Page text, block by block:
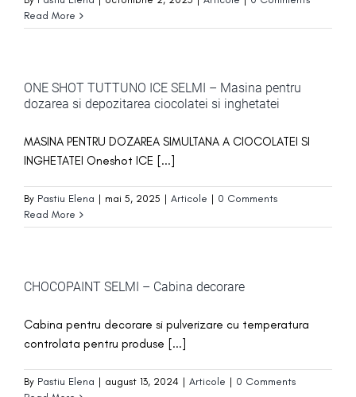
Read More
ONE SHOT TUTTUNO ICE SELMI – Masina pentru
dozarea si depozitarea ciocolatei si inghetatei
MASINA PENTRU DOZAREA SIMULTANA A CIOCOLATEI SI
INGHETATEI Oneshot ICE [...]
By Pastiu Elena | mai 5, 2025 | Articole | 0 Comments
Read More
CHOCOPAINT SELMI – Cabina decorare
Cabina pentru decorare si pulverizare cu temperatura
controlata pentru produse [...]
By Pastiu Elena | august 13, 2024 | Articole | 0 Comments